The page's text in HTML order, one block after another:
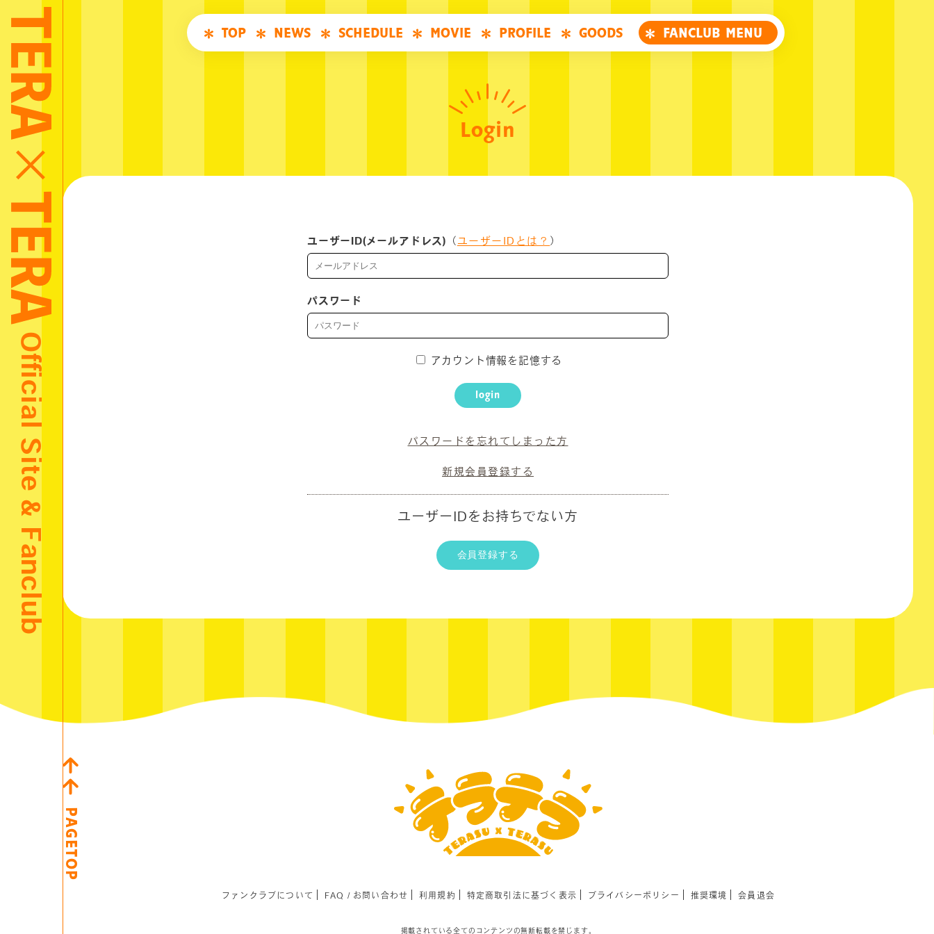
Official Site & Fanclub
TOP NEWS SCHEDULE MOVIE PROFILE GOODS FANCLUB MENU
Login
ユーザーID(メールアドレス) （ ユーザーIDとは？ ）
パスワード
アカウント情報を記憶する
login
パスワードを忘れてしまった方
新規会員登録する
ユーザーIDをお持ちでない方
会員登録する
PAGETOP
ファンクラブについて FAQ / お問い合わせ 利用規約 特定商取引法に基づく表示 プライバシーポリシー 推奨環境 会員退会
掲載されている全てのコンテンツの無断転載を禁じます。